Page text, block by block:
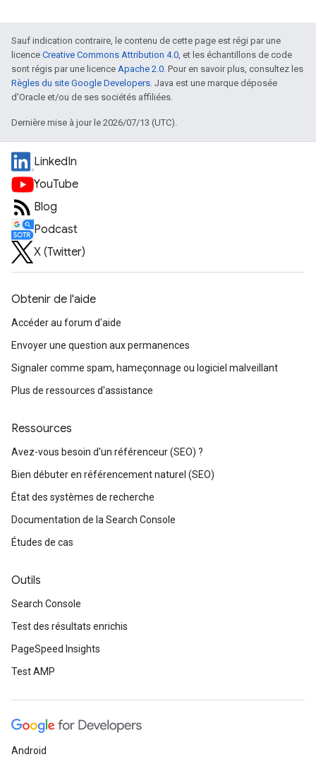
Sauf indication contraire, le contenu de cette page est régi par une
licence Creative Commons Attribution 4.0, et les échantillons de code
sont régis par une licence Apache 2.0. Pour en savoir plus, consultez les
Règles du site Google Developers. Java est une marque déposée
d'Oracle et/ou de ses sociétés affiliées.
Dernière mise à jour le 2026/07/13 (UTC).
LinkedIn
YouTube
Blog
Podcast
X (Twitter)
Obtenir de l'aide
Accéder au forum d'aide
Envoyer une question aux permanences
Signaler comme spam, hameçonnage ou logiciel malveillant
Plus de ressources d'assistance
Ressources
Avez-vous besoin d'un référenceur (SEO) ?
Bien débuter en référencement naturel (SEO)
État des systèmes de recherche
Documentation de la Search Console
Études de cas
Outils
Search Console
Test des résultats enrichis
PageSpeed Insights
Test AMP
Android